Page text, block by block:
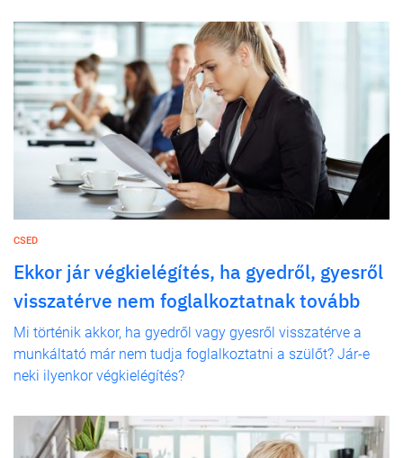
CSED
Ekkor jár végkielégítés, ha gyedről, gyesről
visszatérve nem foglalkoztatnak tovább
Mi történik akkor, ha gyedről vagy gyesről visszatérve a
munkáltató már nem tudja foglalkoztatni a szülőt? Jár-e
neki ilyenkor végkielégítés?